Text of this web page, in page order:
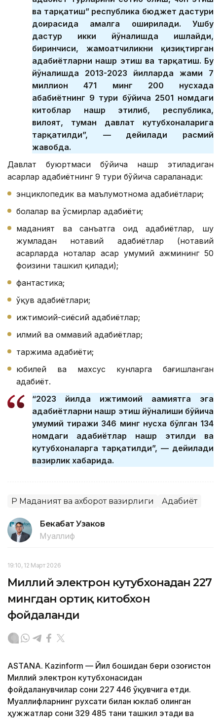
ва тарқатиш” республика бюджет дастури
доирасида амалга оширилади. Ушбу
дастур икки йўналишда ишлайди,
биринчиси, жамоатчиликни қизиқтирган
адабиётларни нашр этиш ва тарқатиш. Бу
йўналишда 2013-2023 йилларда жами 7
миллион 471 минг 200 нусхада
абабиётнинг 9 тури бўйича 2501 номдаги
китоблар нашр этилиб, республика,
вилоят, туман давлат кутубхоналарига
тарқатилди”, — дейилади расмий
жавобда.
Давлат буюртмаси бўйича нашр этиладиган
асарлар адабиётнинг 9 тури бўйича сараланади:
энциклопедик ва маълумотнома адабиётлари;
болалар ва ўсмирлар адабиёти;
маданият ва санъатга оид адабиётлар, шу
жумладан нотавий адабиётлар (нотавий
асарларда ноталар асар умумий ҳажмининг 50
фоизини ташкил қилади);
фантастика;
ўқув адабиётлари;
ижтимоий-сиёсий адабиётлар;
илмий ва оммавий адабиётлар;
таржима адабиёти;
юбилей ва махсус кунларга бағишланган
адабиёт.
“2023 йилда ижтимоий аҳамиятга эга
адабиётларни нашр этиш йўналиши бўйича
умумий тиражи 346 минг нусха бўлган 134
номдаги адабиётлар нашр этилди ва
кутубхоналарга тарқатилди”, — дейилади
вазирлик хабарида.
ҚР Маданият ва ахборот вазирлиги Адабиёт
Бекабат Узаков
Муаллиф
19:10, 12 Март 2026
Миллий электрон кутубхонадан 227
мингдан ортиқ китобхон
фойдаланди
ASTANА. Кazinform — Йил бошидан бери Қозоғистон
Миллий электрон кутубхонасидан
фойдаланувчилар сони 227 446 ўқувчига етди.
Муаллифларнинг рухсати билан юклаб олинган
ҳужжатлар сони 329 485 тани ташкил этади ва